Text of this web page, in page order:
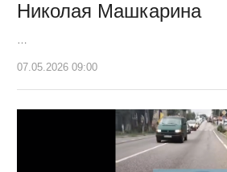
Николая Машкарина
…
07.05.2026 09:00